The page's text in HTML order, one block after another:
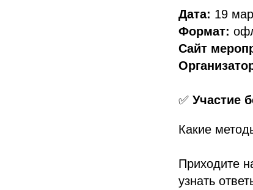
Дата: 19
Формат:
Сайт
✅ Участие
Какие
Приходите
узнать